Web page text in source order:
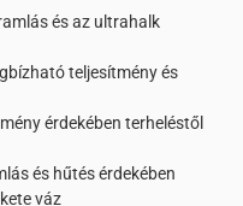
és az ultrahalk
teljesítmény és
érdekében terheléstől
és hűtés érdekében
váz